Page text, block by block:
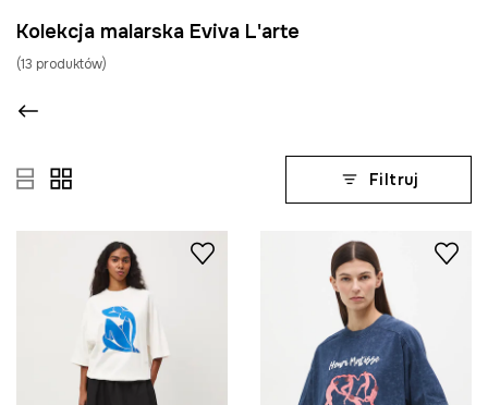
Kolekcja malarska Eviva L'arte
(13 produktów)
Filtruj